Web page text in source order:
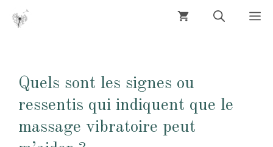
Quels sont les signes ou
ressentis qui indiquent que le
massage vibratoire peut